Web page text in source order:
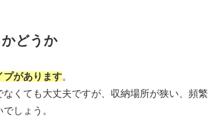
どうか
プがあります。
くても大丈夫ですが、収納場所が狭い、頻繁
しょう。